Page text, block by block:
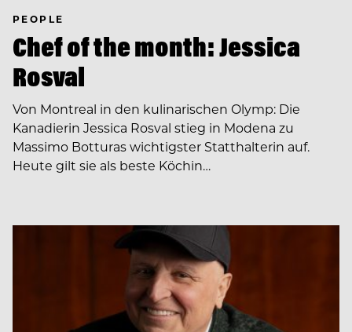
PEOPLE
Chef of the month: Jessica
Rosval
Von Montreal in den kulinarischen Olymp: Die
Kanadierin Jessica Rosval stieg in Modena zu
Massimo Botturas wichtigster Statthalterin auf.
Heute gilt sie als beste Köchin…